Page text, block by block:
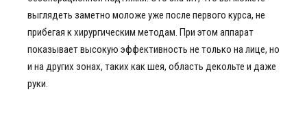
выглядеть заметно моложе уже после первого курса, не
прибегая к хирургическим методам. При этом аппарат
показывает высокую эффективность не только на лице, но
и на других зонах, таких как шея, область декольте и даже
руки.